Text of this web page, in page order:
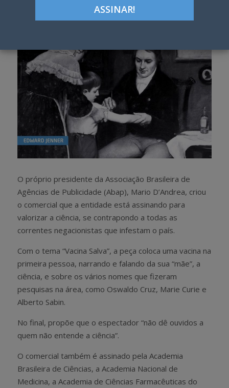
O próprio presidente da Associação Brasileira de
Agências de Publicidade (Abap), Mario D’Andrea, criou
o comercial que a entidade está assinando para
valorizar a ciência, se contrapondo a todas as
correntes negacionistas que infestam o país.
Com o tema “Vacina Salva”, a peça coloca uma vacina na
primeira pessoa, narrando e falando da sua “mãe”, a
ciência, e sobre os vários nomes que fizeram
pesquisas na área, como Oswaldo Cruz, Marie Curie e
Alberto Sabin.
No final, propõe que o espectador “não dê ouvidos a
quem não entende a ciência”.
O comercial também é assinado pela Academia
Brasileira de Ciências, a Academia Nacional de
Medicina, a Academia de Ciências Farmacêuticas do